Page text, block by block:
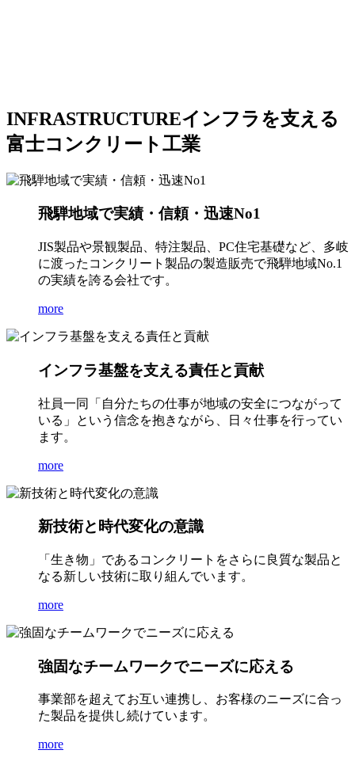
INFRASTRUCTUREインフラを支える
富士コンクリート工業
飛騨地域で実績・信頼・迅速No1
JIS製品や景観製品、特注製品、PC住宅基礎など、多岐
に渡ったコンクリート製品の製造販売で飛騨地域No.1
の実績を誇る会社です。
more
インフラ基盤を支える責任と貢献
社員一同「自分たちの仕事が地域の安全につながって
いる」という信念を抱きながら、日々仕事を行ってい
ます。
more
新技術と時代変化の意識
「生き物」であるコンクリートをさらに良質な製品と
なる新しい技術に取り組んでいます。
more
強固なチームワークでニーズに応える
事業部を超えてお互い連携し、お客様のニーズに合っ
た製品を提供し続けています。
more